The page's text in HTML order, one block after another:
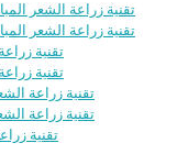
تقنية زراعة الشعر
تقنية زراعة الشعر
تقنية
تقنية
تقنية زراعة
تقنية زراعة
تقنية